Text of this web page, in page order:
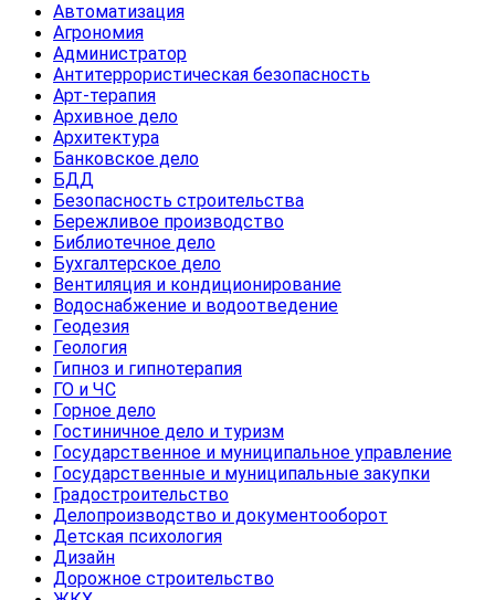
Автоматизация
Агрономия
Администратор
Антитеррористическая безопасность
Арт-терапия
Архивное дело
Архитектура
Банковское дело
БДД
Безопасность строительства
Бережливое производство
Библиотечное дело
Бухгалтерское дело
Вентиляция и кондиционирование
Водоснабжение и водоотведение
Геодезия
Геология
Гипноз и гипнотерапия
ГО и ЧС
Горное дело
Гостиничное дело и туризм
Государственное и муниципальное управление
Государственные и муниципальные закупки
Градостроительство
Делопроизводство и документооборот
Детская психология
Дизайн
Дорожное строительство